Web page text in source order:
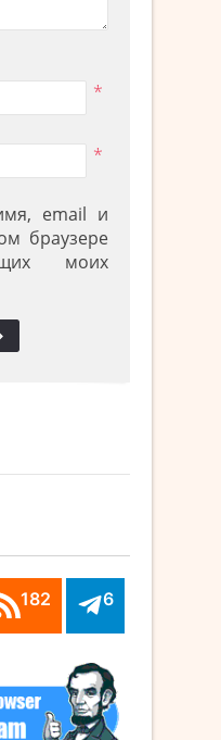
*
*
email и
браузере
моих
182 6